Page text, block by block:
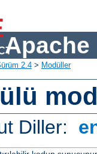
Apache
2.4 > Modüller
Diller: